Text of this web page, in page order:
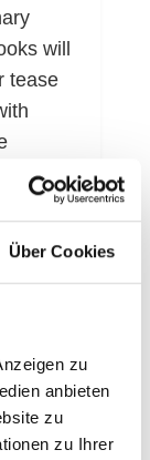
Über Cookies
zu
anbieten
zu
zu Ihrer
will
tease
May
or on